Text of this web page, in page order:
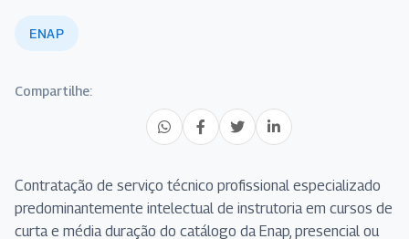
ENAP
Compartilhe:
Contratação de serviço técnico profissional especializado
predominantemente intelectual de instrutoria em cursos de
curta e média duração do catálogo da Enap, presencial ou